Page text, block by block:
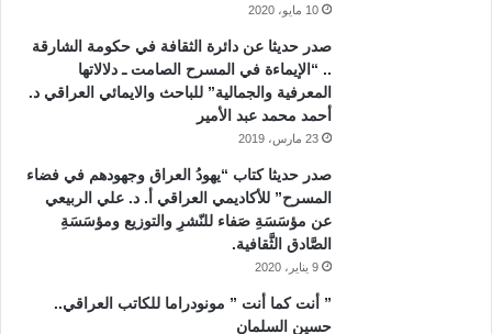
10 مايو، 2020
صدر حديثا عن دائرة الثقافة في حكومة الشارقة
.. “الإيماءة في المسرح الصامت ـ دلالاتها
المعرفية والجمالية” للباحث والايمائي العراقي د.
أحمد محمد عبد الأمير
23 مارس، 2019
صدر حديثا كتاب “يهودُ العراق وجهودهم في فضاء
المسرح” للأكاديمي العراقي أ. د. علي الربيعي
عن مؤسَسَةِ صَفاء للنّشرِ والتوزيع ومؤسَسَةِ
الصَّادق الثَّقافية.
9 يناير، 2020
” أنت كما أنت ” مونودراما للكاتب العراقي..
حسين السلمان